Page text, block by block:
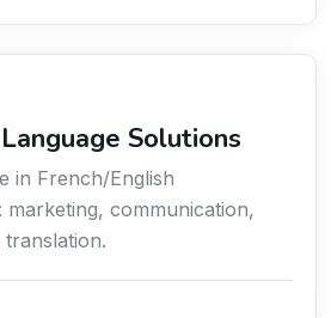
Solutions
in French/English
marketing, communication,